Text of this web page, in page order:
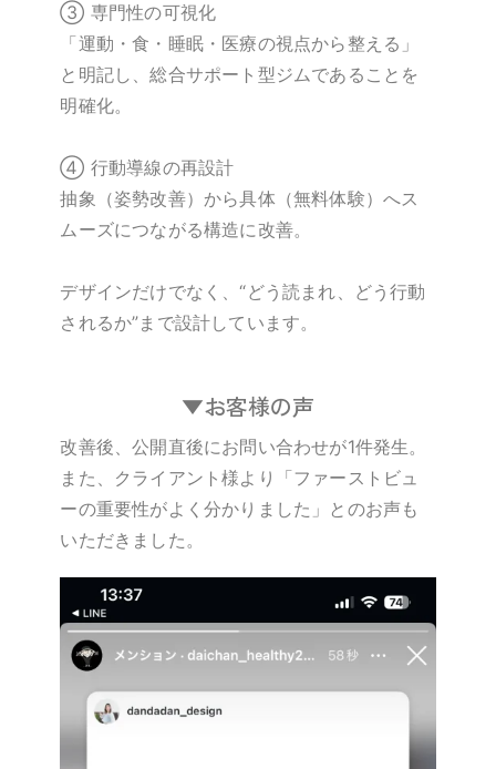
③ 専門性の可視化
「運動・食・睡眠・医療の視点から整える」
と明記し、総合サポート型ジムであることを
明確化。
④ 行動導線の再設計
抽象（姿勢改善）から具体（無料体験）へス
ムーズにつながる構造に改善。
デザインだけでなく、“どう読まれ、どう行動
されるか”まで設計しています。
▼お客様の声
改善後、公開直後にお問い合わせが1件発生。
また、クライアント様より「ファーストビュ
ーの重要性がよく分かりました」とのお声も
いただきました。